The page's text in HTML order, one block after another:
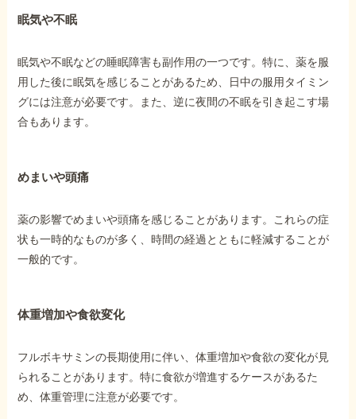
眠気や不眠
眠気や不眠などの睡眠障害も副作用の一つです。特に、薬を服
用した後に眠気を感じることがあるため、日中の服用タイミン
グには注意が必要です。また、逆に夜間の不眠を引き起こす場
合もあります。
めまいや頭痛
薬の影響でめまいや頭痛を感じることがあります。これらの症
状も一時的なものが多く、時間の経過とともに軽減することが
一般的です。
体重増加や食欲変化
フルボキサミンの長期使用に伴い、体重増加や食欲の変化が見
られることがあります。特に食欲が増進するケースがあるた
め、体重管理に注意が必要です。